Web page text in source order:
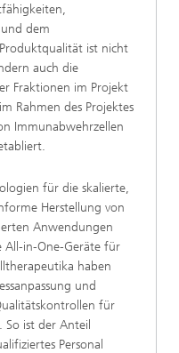
dem
ist nicht
auch die
Fraktionen im Projekt
Rahmen des Projektes
Immunabwehrzellen
für die skalierte,
Herstellung von
Anwendungen
All-in-One-Geräte für
haben
und
für
ist der Anteil
Personal